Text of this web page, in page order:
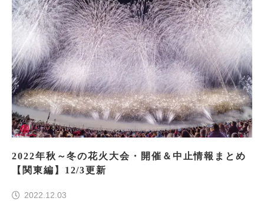
2022年秋～冬の花火大会・開催＆中止情報まとめ
【関東編】12/3更新
2022.12.03